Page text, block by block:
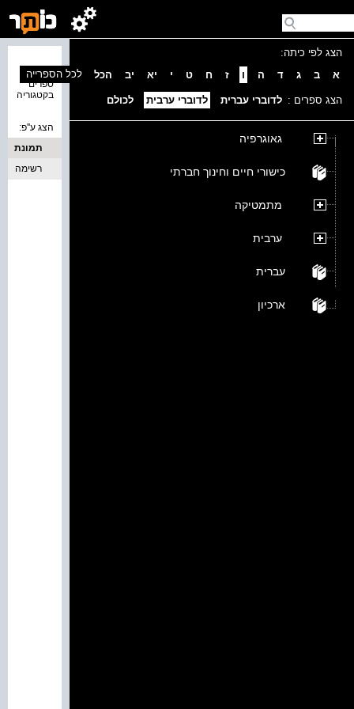
הצג לפי כיתה:
א
ב ג ד ה ו ז ח ט י יא יב הכל
הצג ספרים : לדוברי עברית לדוברי ערבית לכולם
גאוגרפיה
כישורי חיים וחינוך חברתי
מתמטיקה
ערבית
עברית
ארכיון
ספרים
בקטגוריה
לכל הספרייה
הצג ע''פ:
תמונת
כריכה
רשימה